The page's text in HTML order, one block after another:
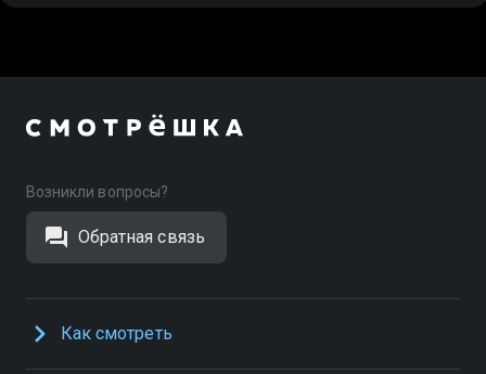
Возникли вопросы?
Обратная связь
Как смотреть